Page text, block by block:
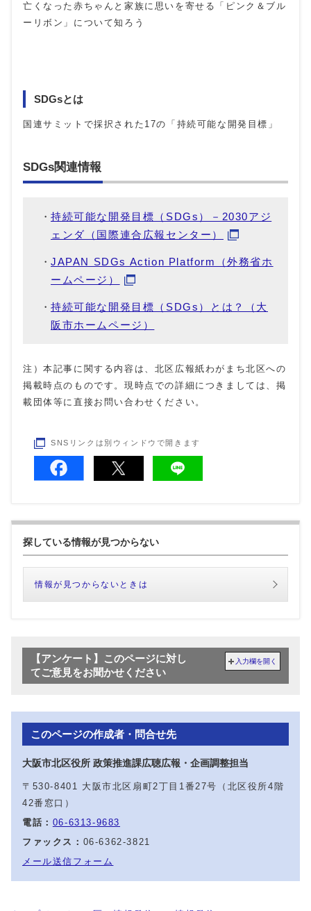
亡くなった赤ちゃんと家族に思いを寄せる「ピンク＆ブル
ーリボン」について知ろう
SDGsとは
国連サミットで採択された17の「持続可能な開発目標」
SDGs関連情報
持続可能な開発目標（SDGs）－2030アジ
ェンダ（国際連合広報センター）
JAPAN SDGs Action Platform（外務省ホ
ームページ）
持続可能な開発目標（SDGs）とは？（大
阪市ホームページ）
注）本記事に関する内容は、北区広報紙わがまち北区への
掲載時点のものです。現時点での詳細につきましては、掲
載団体等に直接お問い合わせください。
SNSリンクは別ウィンドウで開きます
探している情報が見つからない
情報が見つからないときは
【アンケート】このページに対し
てご意見をお聞かせください
入力欄を開く
このページの作成者・問合せ先
大阪市北区役所 政策推進課広聴広報・企画調整担当
〒530-8401 大阪市北区扇町2丁目1番27号（北区役所4階
42番窓口）
電話： 06-6313-9683
ファックス： 06-6362-3821
メール送信フォーム